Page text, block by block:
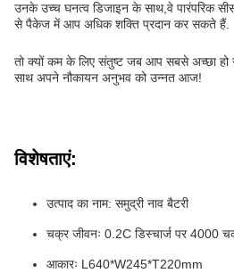
उनके उच्च घनत्व डिजाइन के साथ,वे पारंपरिक
से पैकेज में आप अधिक शक्ति प्रदान कर सकते हैं.
तो क्यों कम के लिए संतुष्ट जब आप सबसे अच्छा हो
साथ अपने नौकायन अनुभव को उन्नत आज!
विशेषताएं:
उत्पाद का नाम: समुद्री नाव बैटरी
चक्र जीवनः 0.2C डिस्चार्ज पर 4000
आकारः L640*W245*T220mm